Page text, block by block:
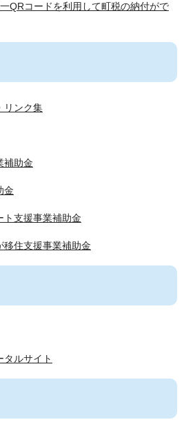
QRコードを利用して町税の納付がで
リンク集
補助金
金
ト支援事業補助金
移住支援事業補助金
タルサイト